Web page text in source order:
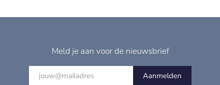
Meld je aan voor de nieuwsbrief
Aanmelden